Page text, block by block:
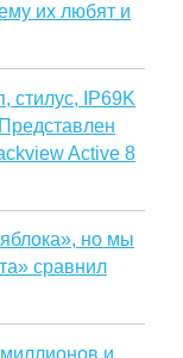
их любят и
стилус, IP69K
Active 8
но мы
сравнил
и